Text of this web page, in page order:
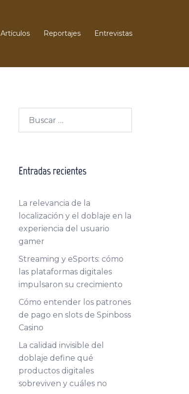
Artículos Reportajes Entrevistas
Entradas recientes
La relevancia de la
localización y el doblaje en la
experiencia del usuario
gamer
Streaming y eSports: cómo
las plataformas digitales
impulsaron su crecimiento
Cómo entender los patrones
de pago en slots de Spinboss
Casino
La calidad invisible del
doblaje define qué
productos digitales
sobreviven y cuáles no